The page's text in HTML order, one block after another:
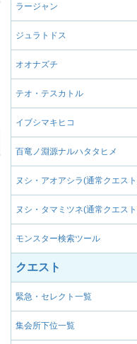
ラージャン
ジュラトドス
オオナズチ
テオ・テスカトル
イブシマキヒコ
百竜ノ淵源ナルハタタヒメ
ヌシ・アオアシラ(通常クエス
ヌシ・タマミツネ(通常クエス
モンスター検索ツール
クエスト
緊急・セレクト一覧
集会所下位一覧